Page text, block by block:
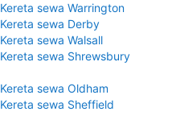
Kereta sewa Warrington
Kereta sewa Derby
Kereta sewa Walsall
Kereta sewa Shrewsbury
Kereta sewa Oldham
Kereta sewa Sheffield